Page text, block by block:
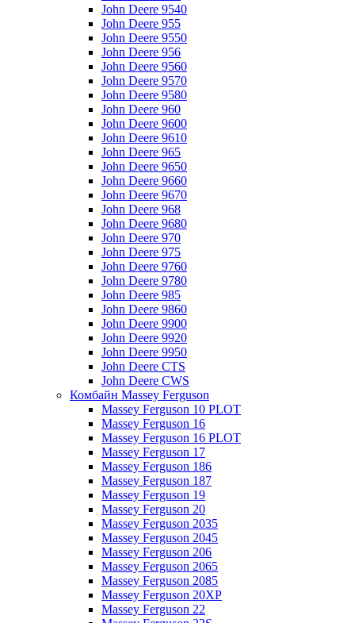
John Deere 9540
John Deere 955
John Deere 9550
John Deere 956
John Deere 9560
John Deere 9570
John Deere 9580
John Deere 960
John Deere 9600
John Deere 9610
John Deere 965
John Deere 9650
John Deere 9660
John Deere 9670
John Deere 968
John Deere 9680
John Deere 970
John Deere 975
John Deere 9760
John Deere 9780
John Deere 985
John Deere 9860
John Deere 9900
John Deere 9920
John Deere 9950
John Deere CTS
John Deere CWS
Комбайн Massey Ferguson
Massey Ferguson 10 PLOT
Massey Ferguson 16
Massey Ferguson 16 PLOT
Massey Ferguson 17
Massey Ferguson 186
Massey Ferguson 187
Massey Ferguson 19
Massey Ferguson 20
Massey Ferguson 2035
Massey Ferguson 2045
Massey Ferguson 206
Massey Ferguson 2065
Massey Ferguson 2085
Massey Ferguson 20XP
Massey Ferguson 22